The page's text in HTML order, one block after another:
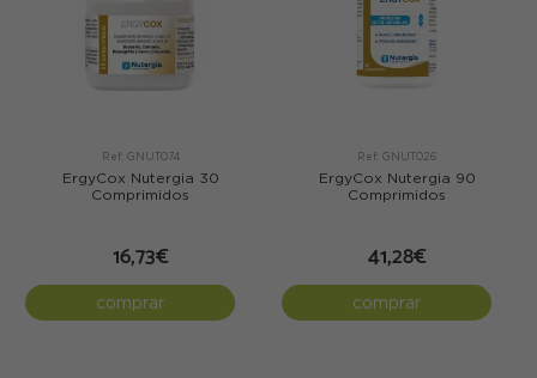
Ref: GNUT074
ErgyCox Nutergia 30
Comprimidos
16,73€
comprar
Ref: GNUT026
ErgyCox Nutergia 90
Comprimidos
41,28€
comprar